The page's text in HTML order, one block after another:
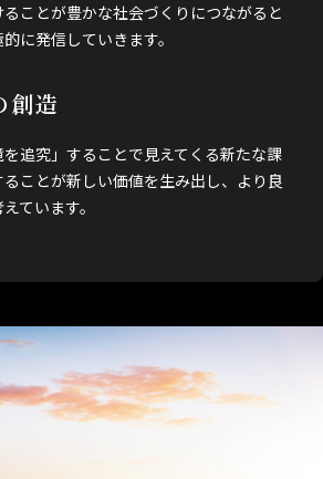
ことが豊かな社会づくりにつながると
に発信していきます。
創造
を追究」することで見えてくる新たな課
ことが新しい価値を生み出し、より良
ています。